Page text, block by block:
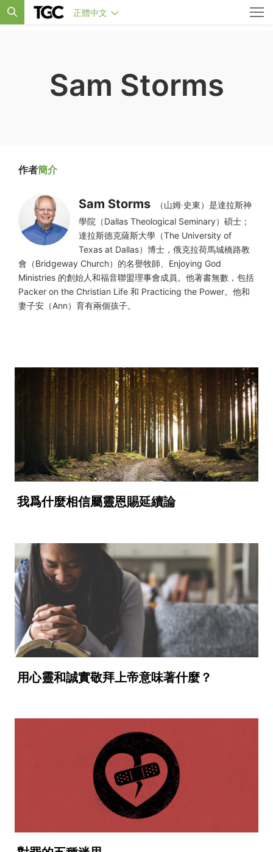
正體中文
Sam Storms
作者簡介
Sam Storms
（山姆‧史東）是達拉斯神
學院（Dallas Theological Seminary）碩士；
達拉斯德克薩斯大學（The University of
Texas at Dallas）博士，俄克拉荷馬城橋路教
會（Bridgeway Church）的名譽牧師、Enjoying God
Ministries 的創始人和福音聯盟理事會成員。他著書無數，包括
Packer on the Christian Life 和 Practicing the Power。他和
妻子安（Ann）育有兩個孩子。
我爲什麼相信屬靈恩賜延續論
用心靈和誠實敬拜上帝意味著什麼？